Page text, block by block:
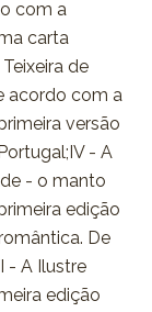
com a
carta
de
acordo com a
versão
- A
- o manto
edição
De
- A Ilustre
edição